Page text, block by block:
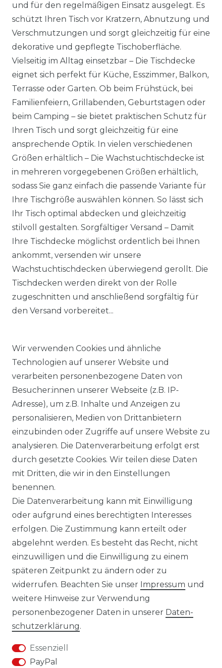
und für den regelmäßigen Einsatz ausgelegt. Es
schützt Ihren Tisch vor Kratzern, Abnutzung und
Verschmutzungen und sorgt gleichzeitig für eine
dekorative und gepflegte Tischoberfläche.
Vielseitig im Alltag einsetzbar – Die Tischdecke
eignet sich perfekt für Küche, Esszimmer, Balkon,
Terrasse oder Garten. Ob beim Frühstück, bei
Familienfeiern, Grillabenden, Geburtstagen oder
beim Camping – sie bietet praktischen Schutz für
Ihren Tisch und sorgt gleichzeitig für eine
ansprechende Optik. In vielen verschiedenen
Größen erhältlich – Die Wachstuchtischdecke ist
in mehreren vorgegebenen Größen erhältlich,
sodass Sie ganz einfach die passende Variante für
Ihre Tischgröße auswählen können. So lässt sich
Ihr Tisch optimal abdecken und gleichzeitig
stilvoll gestalten. Sorgfältiger Versand – Damit
Ihre Tischdecke möglichst ordentlich bei Ihnen
ankommt, versenden wir unsere
Wachstuchtischdecken überwiegend gerollt. Die
Tischdecken werden direkt von der Rolle
zugeschnitten und anschließend sorgfältig für
den Versand vorbereitet...
KOSTENLOSER & SCHNELLER VERSAND
LIEFERZEIT ETWA 1 BIS 3 WERKTAGE
14 TAGE RÜCKGABERECHT
Laro-Shop.de
06233-7705680
info@laro-shop.de
Montag - Freitag, 09:00 - 17:00
Widerrufs­recht
Wir verwenden Cookies und ähnliche
Technologien auf unserer Website und
verarbeiten personenbezogene Daten von
Besucher:innen unserer Webseite (z.B. IP-
Adresse), um z.B. Inhalte und Anzeigen zu
personalisieren, Medien von Drittanbietern
einzubinden oder Zugriffe auf unsere Website zu
analysieren. Die Datenverarbeitung erfolgt erst
durch gesetzte Cookies. Wir teilen diese Daten
mit Dritten, die wir in den Einstellungen
benennen.
Die Datenverarbeitung kann mit Einwilligung
oder aufgrund eines berechtigten Interesses
erfolgen. Die Zustimmung kann erteilt oder
abgelehnt werden. Es besteht das Recht, nicht
einzuwilligen und die Einwilligung zu einem
späteren Zeitpunkt zu ändern oder zu
widerrufen. Beachten Sie unser Impressum und
weitere Hinweise zur Verwendung
personenbezogener Daten in unserer Daten­
schutz­erklärung.
Essenziell
PayPal